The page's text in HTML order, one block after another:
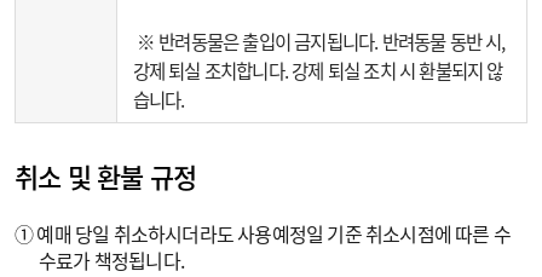
※ 반려동물은 출입이 금지됩니다. 반려동물 동반 시,
강제 퇴실 조치합니다. 강제 퇴실 조치 시 환불되지 않
습니다.
취소 및 환불 규정
① 예매 당일 취소하시더라도 사용예정일 기준 취소시점에 따른 수
수료가 책정됩니다.